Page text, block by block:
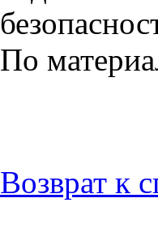
По
Возврат к